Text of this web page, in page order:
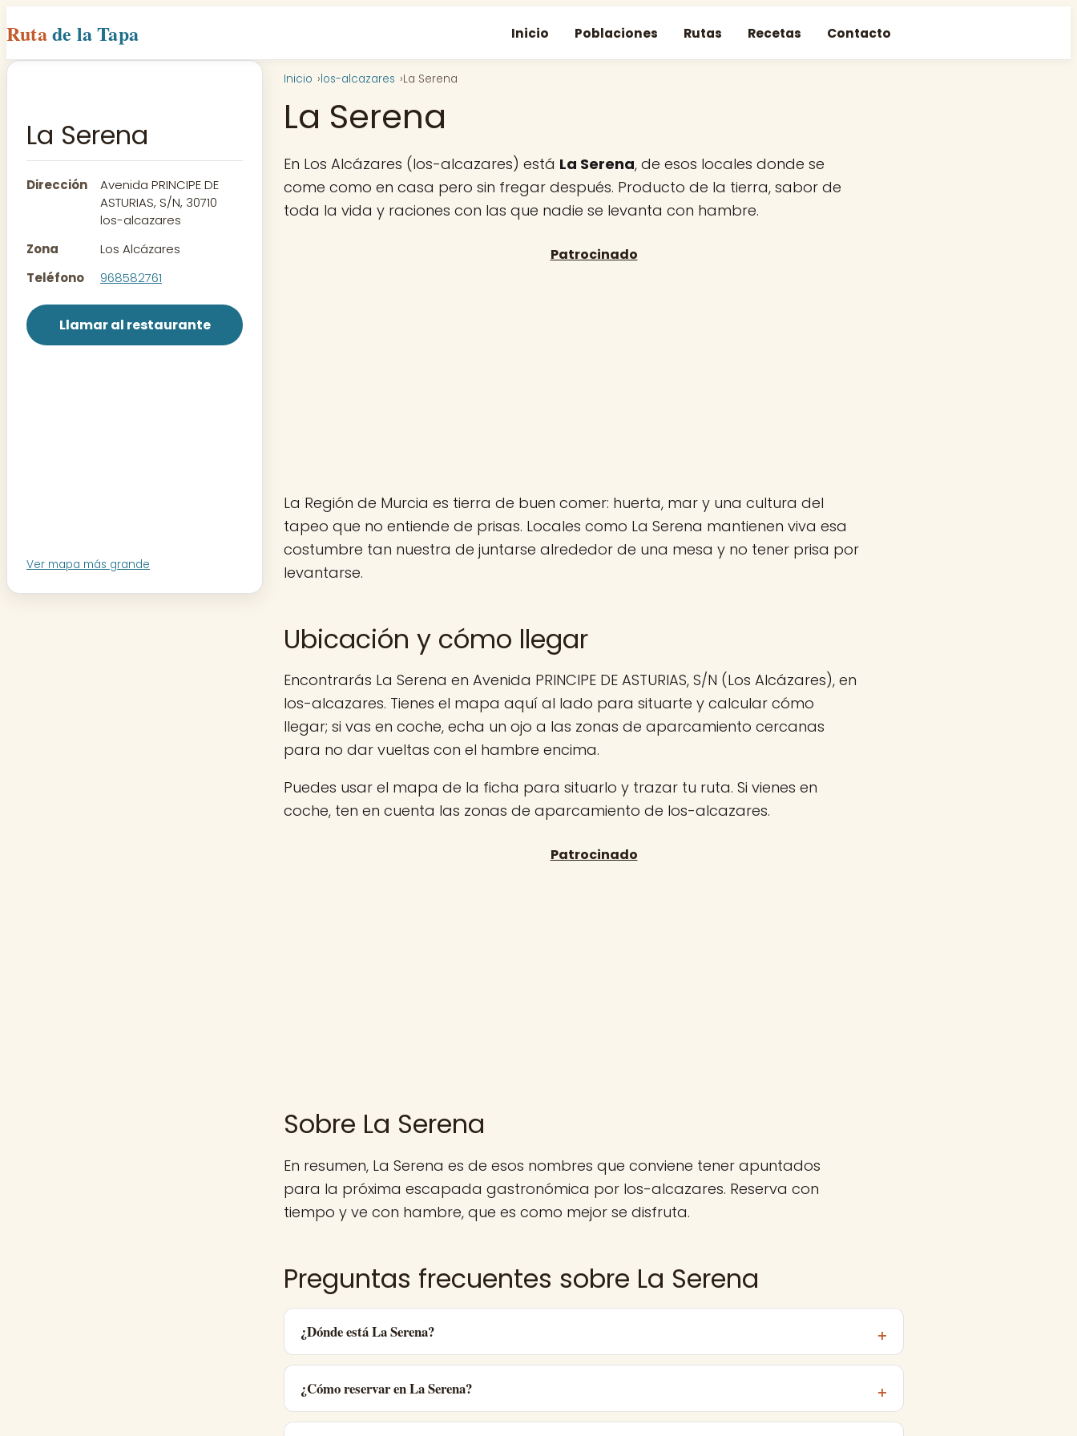
Rutade la Tapa Inicio Poblaciones Rutas Recetas Contacto
La Serena
Dirección
Avenida PRINCIPE DE
ASTURIAS, S/N, 30710
los-alcazares
Zona
Los Alcázares
Teléfono
968582761
Llamar al restaurante
Ver mapa más grande
Inicio los-alcazares La Serena
La Serena
En Los Alcázares (los-alcazares) está La Serena, de esos locales donde se
come como en casa pero sin fregar después. Producto de la tierra, sabor de
toda la vida y raciones con las que nadie se levanta con hambre.
La Región de Murcia es tierra de buen comer: huerta, mar y una cultura del
tapeo que no entiende de prisas. Locales como La Serena mantienen viva esa
costumbre tan nuestra de juntarse alrededor de una mesa y no tener prisa por
levantarse.
Ubicación y cómo llegar
Encontrarás La Serena en Avenida PRINCIPE DE ASTURIAS, S/N (Los Alcázares), en
los-alcazares. Tienes el mapa aquí al lado para situarte y calcular cómo
llegar; si vas en coche, echa un ojo a las zonas de aparcamiento cercanas
para no dar vueltas con el hambre encima.
Puedes usar el mapa de la ficha para situarlo y trazar tu ruta. Si vienes en
coche, ten en cuenta las zonas de aparcamiento de los-alcazares.
Sobre La Serena
En resumen, La Serena es de esos nombres que conviene tener apuntados
para la próxima escapada gastronómica por los-alcazares. Reserva con
tiempo y ve con hambre, que es como mejor se disfruta.
Preguntas frecuentes sobre La Serena
¿Dónde está La Serena?
¿Cómo reservar en La Serena?